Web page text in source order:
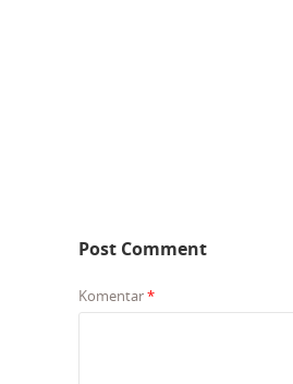
Post Comment
Komentar*